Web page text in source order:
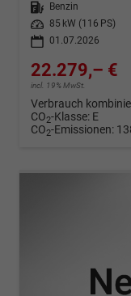
Kraftstoff
Benzin
Leistung
85 kW (116 PS)
01.07.2026
22.279,– €
incl. 19% MwSt.
Verbrauch
CO2-Klasse: E
CO2-Emissionen: